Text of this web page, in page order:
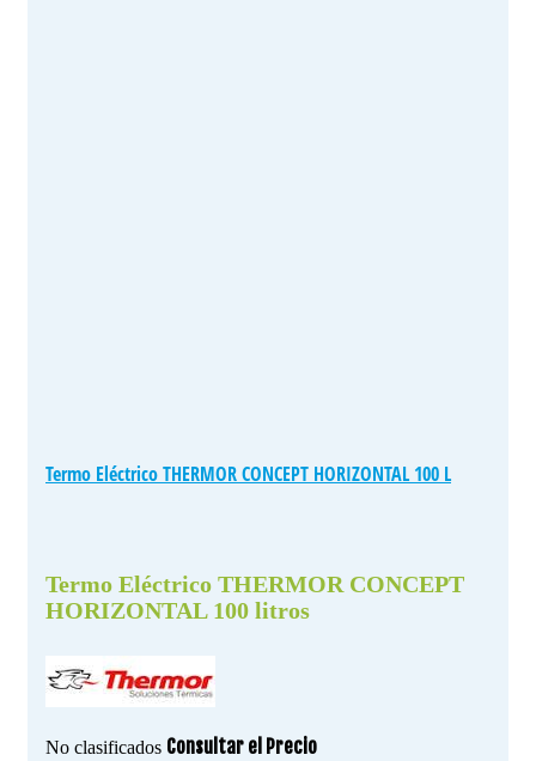
Termo Eléctrico THERMOR CONCEPT HORIZONTAL 100 L
Termo Eléctrico THERMOR CONCEPT
HORIZONTAL 100 litros
No clasificados Consultar el Precio